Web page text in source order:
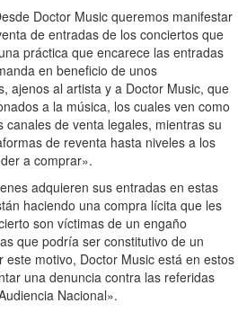
Doctor Music queremos manifestar
de entradas de los conciertos que
práctica que encarece las entradas
en beneficio de unos
ajenos al artista y a Doctor Music, que
a la música, los cuales ven como
de venta legales, mientras su
de reventa hasta niveles a los
a comprar».
adquieren sus entradas en estas
haciendo una compra lícita que les
son víctimas de un engaño
que podría ser constitutivo de un
motivo, Doctor Music está en estos
una denuncia contra las referidas
Nacional».